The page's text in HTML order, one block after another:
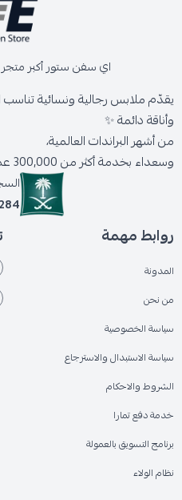
اي سفن ستور أكبر
يقدّم ملابس رجالية ونسائية
وأناقة دائمة ✨
من أشهر البراندات العالمية،
وسعداء بخدمة أكثر من 300,000 عميل حول المملكة.
روابط مهمة
المدونة
من نحن
سياسة الخصوصية
سياسة الاستبدال والاسترجاع
الشروط والاحكام
خدمة دفع تمارا
برنامج التسويق بالعمولة
نظام الولاء